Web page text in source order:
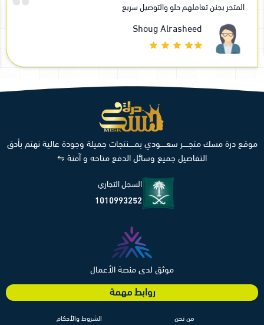
المتجر يجنن تعاملهم حلو والتوصيل سريع
Shoug Alrasheed
روابط مهمة
من نحن الشروط والأحكام
موقع درة مسك متجـــــر سعـــــودي بمـــــنتجات جميلة وجودة عالية نهتم بأدق
التفاصيل جميع وسائل الدفع متاحه و آمنة ⇋
السجل التجاري
1010993252
موثق لدى منصة الأعمال